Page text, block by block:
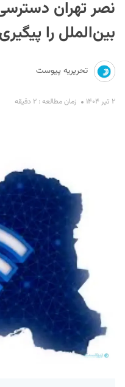
نصر تهران
بین‌الملل را
تحریریه پیوست
۲ تیر ۱۴۰۴ زمان مطالعه : ۲ دقیقه